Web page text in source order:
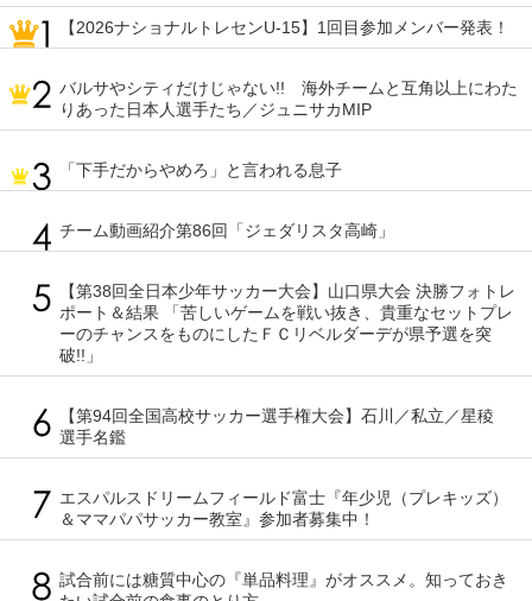
【2026ナショナルトレセンU-15】1回目参加メンバー発表！
バルサやシティだけじゃない!! 海外チームと互角以上にわた
りあった日本人選手たち／ジュニサカMIP
「下手だからやめろ」と言われる息子
チーム動画紹介第86回「ジェダリスタ高崎」
【第38回全日本少年サッカー大会】山口県大会 決勝フォトレ
ポート＆結果 「苦しいゲームを戦い抜き、貴重なセットプレ
ーのチャンスをものにしたＦＣリベルダーデが県予選を突
破!!」
【第94回全国高校サッカー選手権大会】石川／私立／星稜
選手名鑑
エスパルスドリームフィールド富士『年少児（プレキッズ）
＆ママパパサッカー教室』参加者募集中！
試合前には糖質中心の『単品料理』がオススメ。知っておき